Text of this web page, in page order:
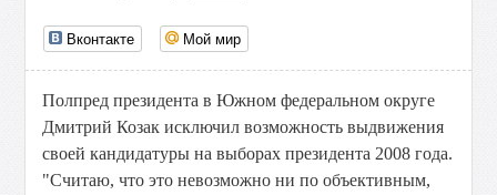
Вконтакте Мой мир
Полпред президента в Южном федеральном округе
Дмитрий Козак исключил возможность выдвижения
своей кандидатуры на выборах президента 2008 года.
"Считаю, что это невозможно ни по объективным,